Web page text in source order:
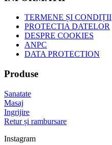
TERMENE ȘI CONDIȚII
PROTECTIA DATELOR
DESPRE COOKIES
ANPC
DATA PROTECTION
Produse
Sanatate
Masaj
Ingrijire
Retur și rambursare
Instagram